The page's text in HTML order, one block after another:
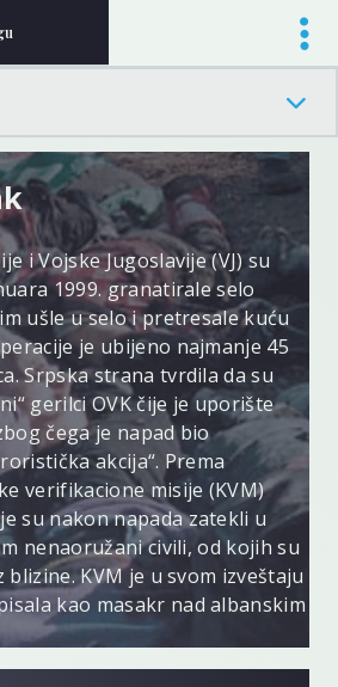
i Vojske Jugoslavije (VJ) su
1999. granatirale selo
ušle u selo i pretresale kuću
je ubijeno najmanje 45
Srpska strana tvrdila da su
gerilci OVK čije je uporište
čega je napad bio
akcija“. Prema
verifikacione misije (KVM)
su nakon napada zatekli u
nenaoružani civili, od kojih su
KVM je u svom izveštaju
kao masakr nad albanskim